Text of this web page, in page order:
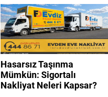
Hasarsız Taşınma
Mümkün: Sigortalı
Nakliyat Neleri Kapsar?